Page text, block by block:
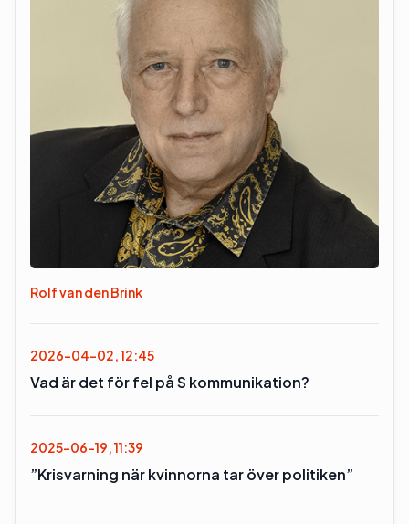
Rolf van den Brink
2026-04-02, 12:45
Vad är det för fel på S kommunikation?
2025-06-19, 11:39
”Krisvarning när kvinnorna tar över politiken”